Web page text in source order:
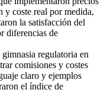
y coste real por medida,
la satisfacción del
diferencias de
gimnasia regulatoria en
comisiones y costes
claro y ejemplos
el índice de